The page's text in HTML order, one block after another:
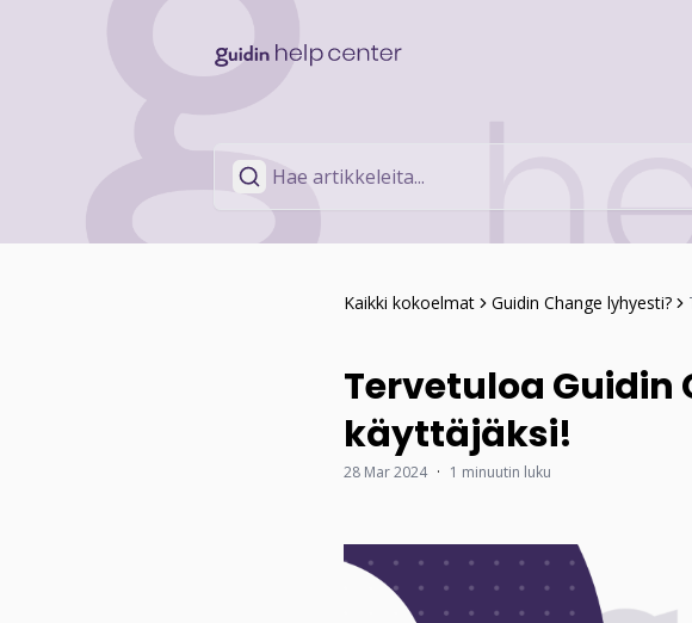
Kaikki kokoelmat Guidin Change lyhyesti?
Tervetuloa
käyttäjäksi!
28 Mar 2024 · 1 minuutin luku